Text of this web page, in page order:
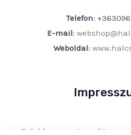
Telefon:
E-mail:
Weboldal:
Tulajdonos
: Bakos Bálint E.